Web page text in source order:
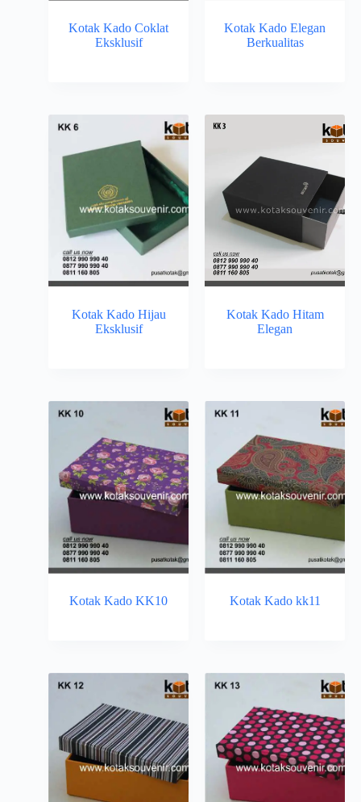
Kotak Kado Coklat
Eksklusif
Kotak Kado Elegan
Berkualitas
Kotak Kado Hijau
Eksklusif
Kotak Kado Hitam
Elegan
Kotak Kado KK10 Kotak Kado kk11